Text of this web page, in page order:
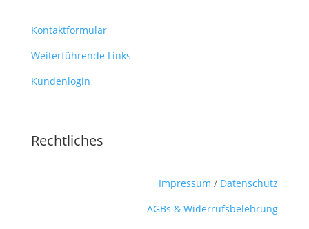
Kontaktformular
Weiterführende Links
Kundenlogin
Rechtliches
Impressum / Datenschutz
AGBs & Widerrufsbelehrung